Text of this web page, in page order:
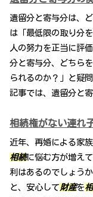
遺留分と寄与分は、
は「最低限の取り分
人の努力を正当に評
分と寄与分、どちら
られるのか？」と疑
記事では、遺留分と
相続権がない連れ
近年、再婚による家
相続に悩む方が増え
利はあるのでしょう
と、安心して財産を